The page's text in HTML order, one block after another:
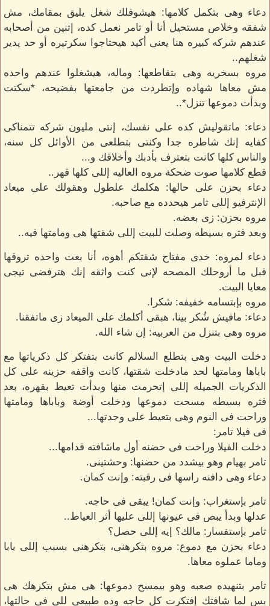
دعاء وهى بتكمل كلامها: هيشوفلك شغل يليق بمقامك، مش
شفقه وخلاص مستحيل أنا أو تامر نعمل كده، إتنين من أصحابه
عندهم شركه كبيره هنا يعنى أكيد هيحتاجوا سكرتيره أو حد يدير
شغلهم..
مروه بسخريه وهى بتقاطعها: وماله، هيشغلوا عندهم واحده
مش معاها شهاده وإتطردت من جامعتها بفضيحه، *سكتت
وبدأت دموعها تنزل*..
دعاء: ماتقوليش كده على نفسك، إنتى مليون شركه تتمناكى
كفايه إنك شاطره جدا وكنتى بتطلعى من الأوائل كل سنه،
والناس كلها كانت بتعترف بأدبك وأخلاقك و...
قطع كلامها صوت ضحكة مروه العاليه إللى كلها قهر..
دعاء بحزن على حالها: هكلمك علطول وهقولك على ميعاد
الإنترفيو إللى تامر هيحدده مع صاحبه.
مروه بحزن: زى بعضه.
وبعد فتره بسيطه وصلت للبيت إللى شقتها هى ومامتها فيه..
دعاء لمروه: خدى مفتاح شقتكم أهوه، أنا بعت واحده تروقها
قبل ما أروحلك المصحه لإنى كنت واثقه إنك هترفضى تيجى
معايا البيت.
مروه بإبتسامه خفيفه: شكرا.
دعاء: مافيش شُكر بينا، هبقى أكلمك على الميعاد زى ماتفقنا.
مروه وهى بتنزل من العربيه: إن شاء الله.
دخلت البيت وهى بتطلع السلالم كانت بتفتكر كل ذكرياتها مع
باباها ومامتها لحد مادخلت شقتها، كانت واقفه حزينه على كل
الذكريات الجميله إللى إتحرمت منها وبدأت تعيط بقهره، بعد
فتره بسيطه مسحت دموعها ودخلت أوضة وباباها ومامتها
وراحت فى النوم وهى بتعيط على وحدتها...
فى فيلا تامر:
دخلت الفيلا وراحت فى حضنه أول ماشافته قدامها...
تامر بهيام وهو بيشدد من حضنها: وحشتينى.
دعاء وهى دافنه راسها فى رقبته: وإنت كمان.
تامر بإستغراب: وإنت كمان! يبقى فى حاجه.
عدلها وبدأ يبص فى عيونها إللى عليها أثر العياط..
تامر بإستفسار: مالك؟ إيه إللى حصل؟
دعاء بحزن مع دموع: مروه بتكرهنى، بتكرهنى بسبب إللى بابا
وماما عملوه معاها.
تامر بتنهيده صعبه وهو بيمسح دموعها: هى مش بتكرهك هى
بس لما شافتك إفتكرت كل حاجه وده طبيعى للى فى حالتها،